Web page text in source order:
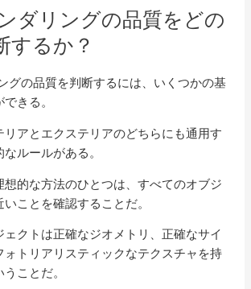
ダリングの品質をどの
するか？
グの品質を判断するには、いくつかの基
きる。
リアとエクステリアのどちらにも通用す
ルールがある。
想的な方法のひとつは、すべてのオブジ
ことを確認することだ。
ェクトは正確なジオメトリ、正確なサイ
ォトリアリスティックなテクスチャを持
ことだ。